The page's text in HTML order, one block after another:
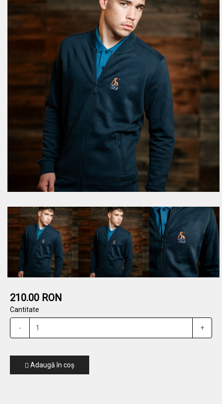
210.00 RON
Cantitate
- +
Adaugă în coş